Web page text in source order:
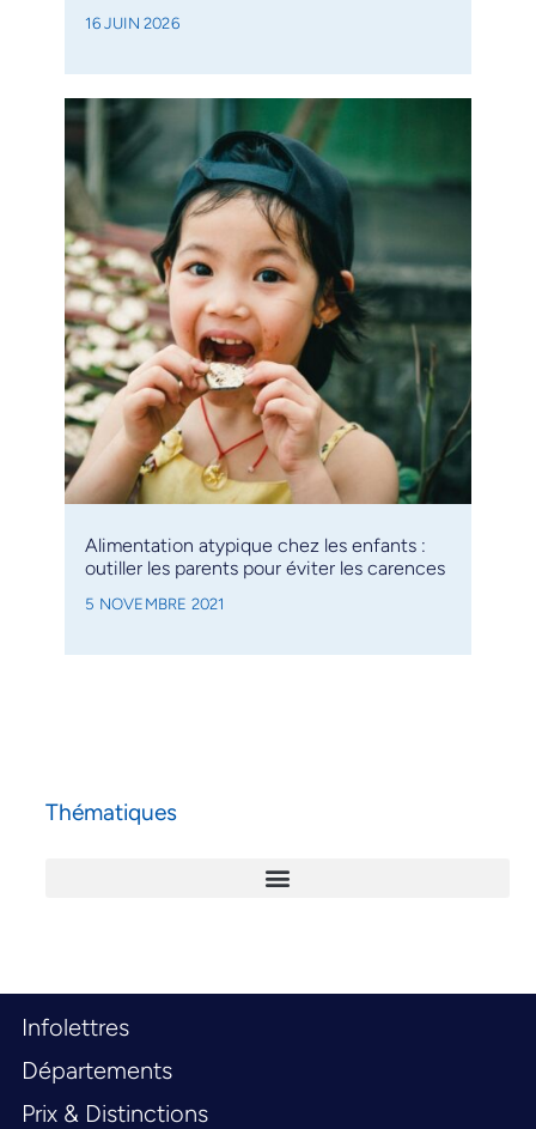
16 JUIN 2026
Alimentation atypique chez les enfants :
outiller les parents pour éviter les carences
5 NOVEMBRE 2021
Thématiques
Infolettres
Départements
Prix & Distinctions